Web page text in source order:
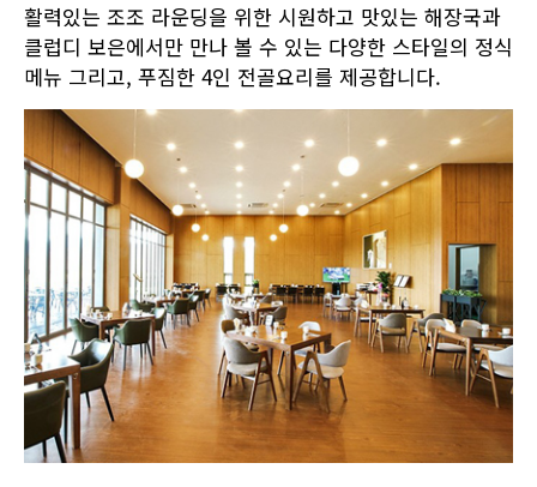
활력있는 조조 라운딩을 위한 시원하고 맛있는 해장국과
클럽디 보은에서만 만나 볼 수 있는 다양한 스타일의 정식
메뉴 그리고, 푸짐한 4인 전골요리를 제공합니다.